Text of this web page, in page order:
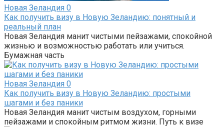
Новая Зеландия 0
Как получить визу в Новую Зеландию: понятный и
реальный план
Новая Зеландия манит чистыми пейзажами, спокойной
жизнью и возможностью работать или учиться.
Бумажная часть
Новая Зеландия 0
Как получить визу в Новую Зеландию: простыми
шагами и без паники
Новая Зеландия манит чистым воздухом, горными
пейзажами и спокойным ритмом жизни. Путь к визе